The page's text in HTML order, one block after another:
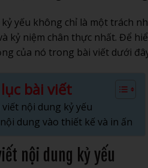
kỷ yếu không chỉ là một trách
kỷ niệm chân thực nhất. Để
của nó trong bài viết dưới
bài viết
viết nội dung kỷ yếu
dung vào thiết kế và in ấn
nội dung kỷ yếu